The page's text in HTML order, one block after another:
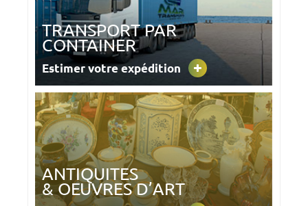
TRANSPORT PAR
CONTAINER
Estimer votre expédition
ANTIQUITES
& OEUVRES D’ART